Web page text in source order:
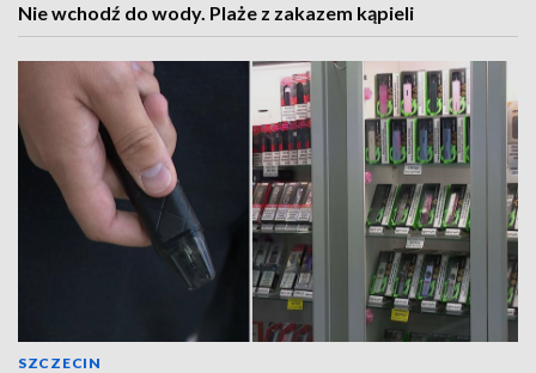
Nie wchodź do wody. Plaże z zakazem kąpieli
SZCZECIN